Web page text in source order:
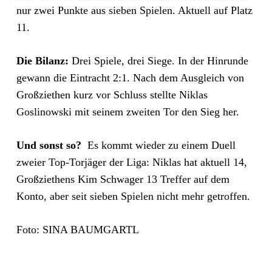
nur zwei Punkte aus sieben Spielen. Aktuell auf Platz
11.
Die Bilanz: Drei Spiele, drei Siege. In der Hinrunde
gewann die Eintracht 2:1. Nach dem Ausgleich von
Großziethen kurz vor Schluss stellte Niklas
Goslinowski mit seinem zweiten Tor den Sieg her.
Und sonst so? Es kommt wieder zu einem Duell
zweier Top-Torjäger der Liga: Niklas hat aktuell 14,
Großziethens Kim Schwager 13 Treffer auf dem
Konto, aber seit sieben Spielen nicht mehr getroffen.
Foto: SINA BAUMGARTL